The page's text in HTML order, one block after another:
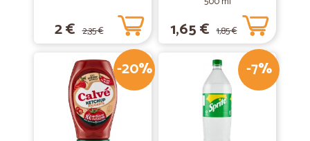
2 € 2,35 € 1,65 € 1,85 €
-20% -7%